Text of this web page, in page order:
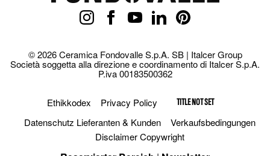
© 2026 Ceramica Fondovalle S.p.A. SB | Italcer Group
Società soggetta alla direzione e coordinamento di Italcer S.p.A.
P.iva 00183500362
Ethikkodex Privacy Policy TITLE NOT SET
Datenschutz Lieferanten & Kunden
Verkaufsbedingungen
Disclaimer Copywright